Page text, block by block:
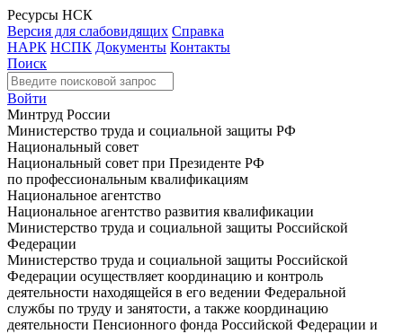
Ресурсы НСК
Версия для слабовидящих Справка
НАРК НСПК Документы Контакты
Поиск
Войти
Минтруд России
Министерство труда и социальной защиты РФ
Национальный совет
Национальный совет при Президенте РФ
по профессиональным квалификациям
Национальное агентство
Национальное агентство развития квалификации
Министерство труда и социальной защиты Российской
Федерации
Министерство труда и социальной защиты Российской
Федерации осуществляет координацию и контроль
деятельности находящейся в его ведении Федеральной
службы по труду и занятости, а также координацию
деятельности Пенсионного фонда Российской Федерации и